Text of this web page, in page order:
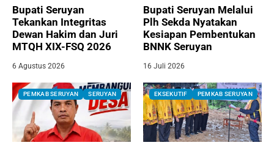
Bupati Seruyan
Tekankan Integritas
Dewan Hakim dan Juri
MTQH XIX-FSQ 2026
6 Agustus 2026
Bupati Seruyan Melalui
Plh Sekda Nyatakan
Kesiapan Pembentukan
BNNK Seruyan
16 Juli 2026
PEMKAB SERUYAN SERUYAN EKSEKUTIF PEMKAB SERUYAN